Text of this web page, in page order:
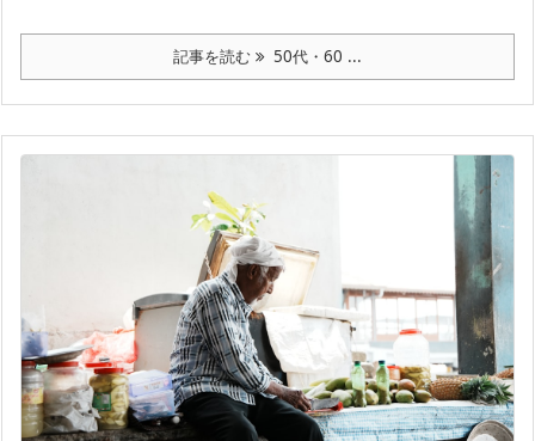
記事を読む 50代・60 ...